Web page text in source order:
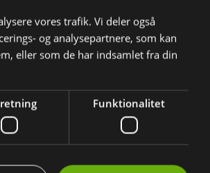
⛟ Gratis fragt fra 599 DKK
⛟ Fragt fra 34 DKK
vores trafik. Vi deler også
og analysepartnere, som kan
eller som de har indsamlet fra din
Funktionalitet